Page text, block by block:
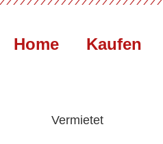
Home Kaufen
Vermietet